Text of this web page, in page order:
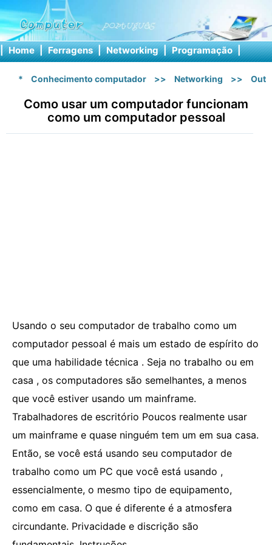
| Home | Ferragens | Networking | Programação |
* Conhecimento computador >> Networking >>
Como usar um computador funcionam
como um computador pessoal
Usando o seu computador de trabalho como um
computador pessoal é mais um estado de espírito do
que uma habilidade técnica . Seja no trabalho ou em
casa , os computadores são semelhantes, a menos
que você estiver usando um mainframe.
Trabalhadores de escritório Poucos realmente usar
um mainframe e quase ninguém tem um em sua casa.
Então, se você está usando seu computador de
trabalho como um PC que você está usando ,
essencialmente, o mesmo tipo de equipamento,
como em casa. O que é diferente é a atmosfera
circundante. Privacidade e discrição são